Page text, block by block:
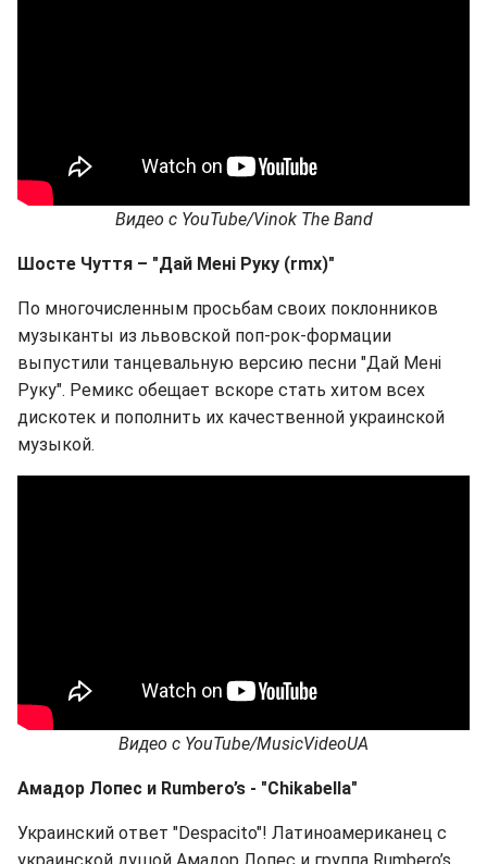
Видео сYouTube/Vinok The Band
Шосте Чуття – "Дай Мені Руку (rmx)"
По многочисленным просьбам своих поклонников
музыканты из львовской поп-рок-формации
выпустили танцевальную версию песни "Дай Мені
Руку". Ремикс обещает вскоре стать хитом всех
дискотек и пополнить их качественной украинской
музыкой.
Видео с YouTube/MusicVideoUA
Амадор Лопес и Rumbero’s - "Chikabella"
Украинский ответ "Despacito"! Латиноамериканец с